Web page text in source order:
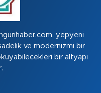
yepyeni
ve modernizmi bir
bir altyapı